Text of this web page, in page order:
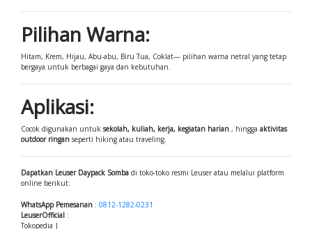
Pilihan Warna:
Hitam, Krem, Hijau, Abu-abu, Biru Tua, Coklat— pilihan warna netral yang tetap
bergaya untuk berbagai gaya dan kebutuhan.
Aplikasi:
Cocok digunakan untuk sekolah, kuliah, kerja, kegiatan harian , hingga aktivitas
outdoor ringan seperti hiking atau traveling.
Dapatkan Leuser Daypack Somba di toko-toko resmi Leuser atau melalui platform
online berikut:
WhatsApp Pemesanan : 0812-1282-0231
LeuserOfficial :
Tokopedia |